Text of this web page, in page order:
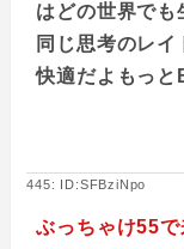
はどの世界でも
同じ思考のレ
快適だよもっ
445: ID:SFBziNpo
ぶっちゃけ55